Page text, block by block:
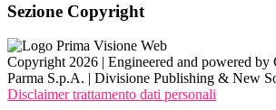
Sezione Copyright
Copyright 2026 | Engineered and powered by
Parma S.p.A. | Divisione Publishing & New
Disclaimer trattamento dati personali